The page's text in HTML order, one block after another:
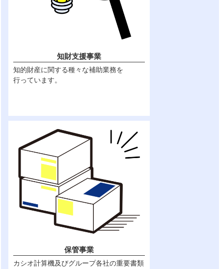
知財支援事業
知的財産に関する種々な補助業務を
行っています。
保管事業
カシオ計算機及びグループ各社の重要書類